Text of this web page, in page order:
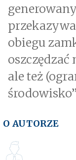
obiegu
ale też
O AUTORZE